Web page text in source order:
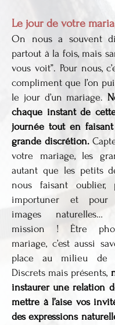
Le jour de votre
On nous a souvent
partout à la fois, mais
vous voit”. Pour nous,
compliment que l’on
le jour d’un mariage.
chaque instant de
journée tout en faisant
grande discrétion.
votre mariage, les
autant que les petits
nous faisant
importuner et pour
images
mission ! Être
mariage, c’est aussi
place au milieu de
Discrets mais présents,
instaurer une relation
mettre à l’aise vos
des expressions